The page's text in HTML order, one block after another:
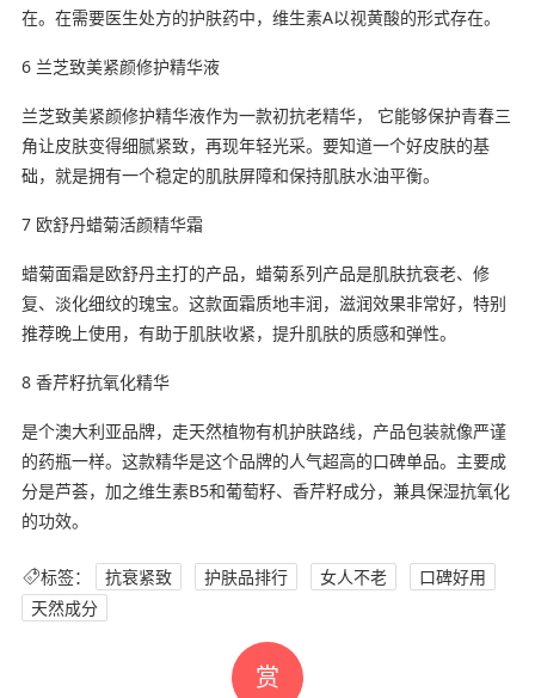
在。在需要医生处方的护肤药中，维生素A以视黄酸的形式存在。
6 兰芝致美紧颜修护精华液
兰芝致美紧颜修护精华液作为一款初抗老精华， 它能够保护青春三
角让皮肤变得细腻紧致，再现年轻光采。要知道一个好皮肤的基
础，就是拥有一个稳定的肌肤屏障和保持肌肤水油平衡。
7 欧舒丹蜡菊活颜精华霜
蜡菊面霜是欧舒丹主打的产品，蜡菊系列产品是肌肤抗衰老、修
复、淡化细纹的瑰宝。这款面霜质地丰润，滋润效果非常好，特别
推荐晚上使用，有助于肌肤收紧，提升肌肤的质感和弹性。
8 香芹籽抗氧化精华
是个澳大利亚品牌，走天然植物有机护肤路线，产品包装就像严谨
的药瓶一样。这款精华是这个品牌的人气超高的口碑单品。主要成
分是芦荟，加之维生素B5和葡萄籽、香芹籽成分，兼具保湿抗氧化
的功效。
标签： 抗衰紧致 护肤品排行 女人不老
口碑好用
天然成分
赏